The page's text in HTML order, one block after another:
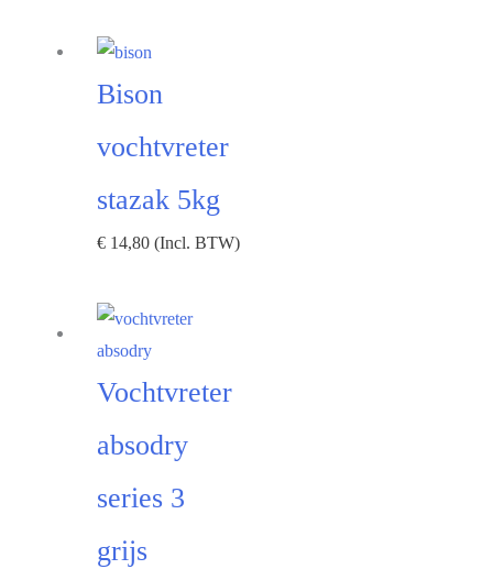
Bison
vochtvreter
stazak 5kg
€ 14,80 (Incl. BTW)
Vochtvreter
absodry
series 3
grijs